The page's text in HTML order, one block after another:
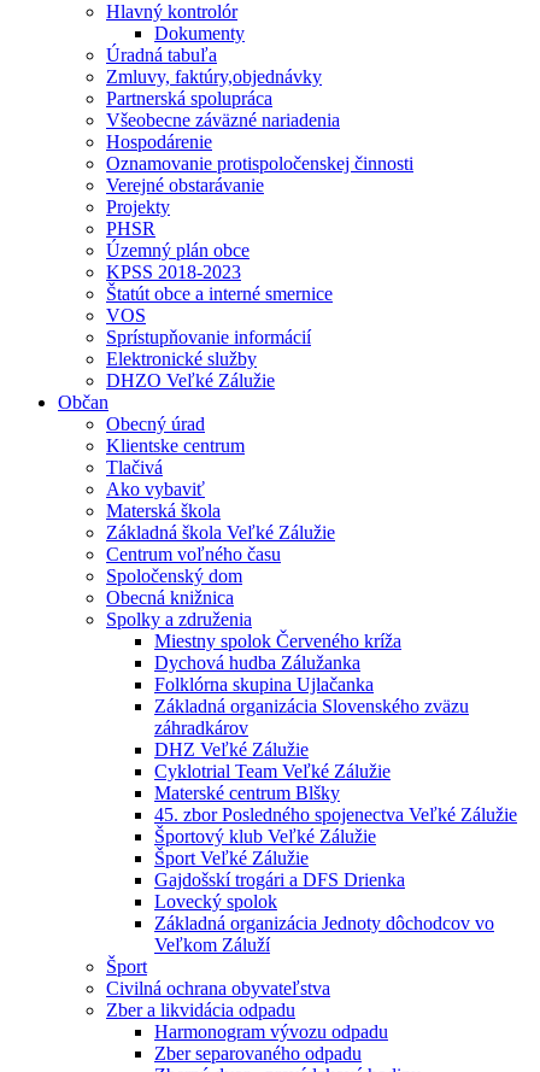
Hlavný kontrolór
Dokumenty
Úradná tabuľa
Zmluvy, faktúry,objednávky
Partnerská spolupráca
Všeobecne záväzné nariadenia
Hospodárenie
Oznamovanie protispoločenskej činnosti
Verejné obstarávanie
Projekty
PHSR
Územný plán obce
KPSS 2018-2023
Štatút obce a interné smernice
VOS
Sprístupňovanie informácií
Elektronické služby
DHZO Veľké Zálužie
Občan
Obecný úrad
Klientske centrum
Tlačivá
Ako vybaviť
Materská škola
Základná škola Veľké Zálužie
Centrum voľného času
Spoločenský dom
Obecná knižnica
Spolky a združenia
Miestny spolok Červeného kríža
Dychová hudba Zálužanka
Folklórna skupina Ujlačanka
Základná organizácia Slovenského zväzu
záhradkárov
DHZ Veľké Zálužie
Cyklotrial Team Veľké Zálužie
Materské centrum Blšky
45. zbor Posledného spojenectva Veľké Zálužie
Športový klub Veľké Zálužie
Šport Veľké Zálužie
Gajdošskí trogári a DFS Drienka
Lovecký spolok
Základná organizácia Jednoty dôchodcov vo
Veľkom Záluží
Šport
Civilná ochrana obyvateľstva
Zber a likvidácia odpadu
Harmonogram vývozu odpadu
Zber separovaného odpadu